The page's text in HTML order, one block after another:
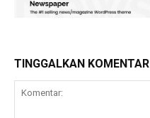
TINGGALKAN KOMENTAR